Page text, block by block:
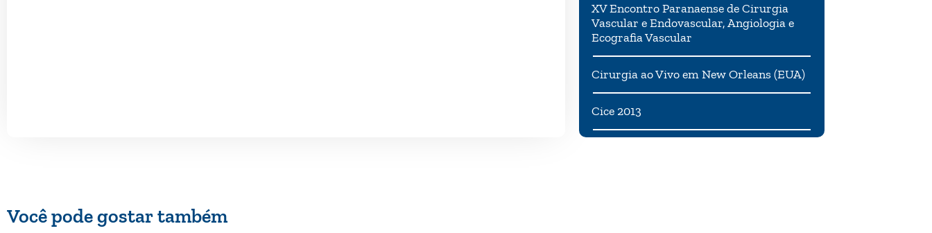
XV Encontro Paranaense de Cirurgia
Vascular e Endovascular, Angiologia e
Ecografia Vascular
Cirurgia ao Vivo em New Orleans (EUA)
Cice 2013
Você pode gostar também